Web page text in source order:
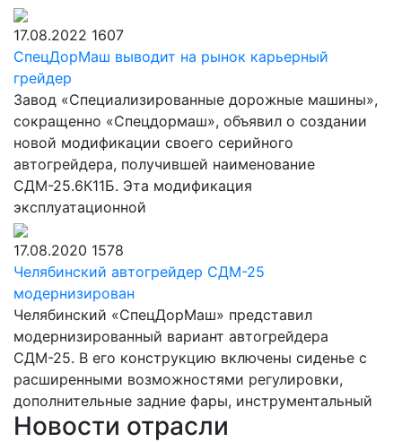
17.08.2022 1607
СпецДорМаш выводит на рынок карьерный
грейдер
Завод «Специализированные дорожные машины»,
сокращенно «Спецдормаш», объявил о создании
новой модификации своего серийного
автогрейдера, получившей наименование
СДМ-25.6К11Б. Эта модификация
эксплуатационной
17.08.2020 1578
Челябинский автогрейдер СДМ-25
модернизирован
Челябинский «СпецДорМаш» представил
модернизированный вариант автогрейдера
СДМ-25. В его конструкцию включены сиденье с
расширенными возможностями регулировки,
дополнительные задние фары, инструментальный
Новости отрасли